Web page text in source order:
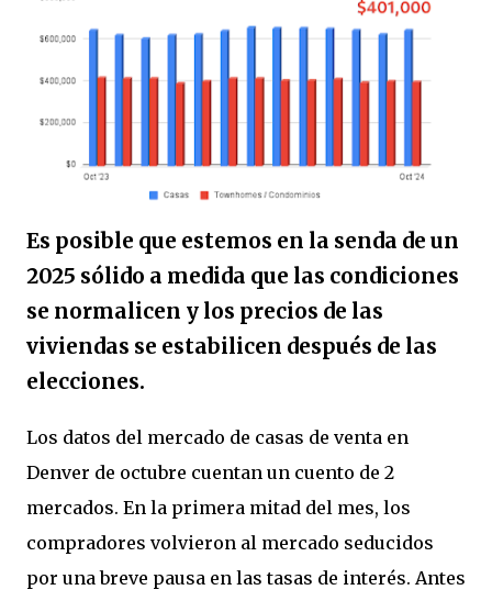
Es posible que estemos en la senda de un
2025 sólido a medida que las condiciones
se normalicen y los precios de las
viviendas se estabilicen después de las
elecciones.
Los datos del mercado de casas de venta en
Denver de octubre cuentan un cuento de 2
mercados. En la primera mitad del mes, los
compradores volvieron al mercado seducidos
por una breve pausa en las tasas de interés. Antes